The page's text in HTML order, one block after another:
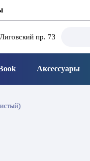
пр. 73
Аксессуары